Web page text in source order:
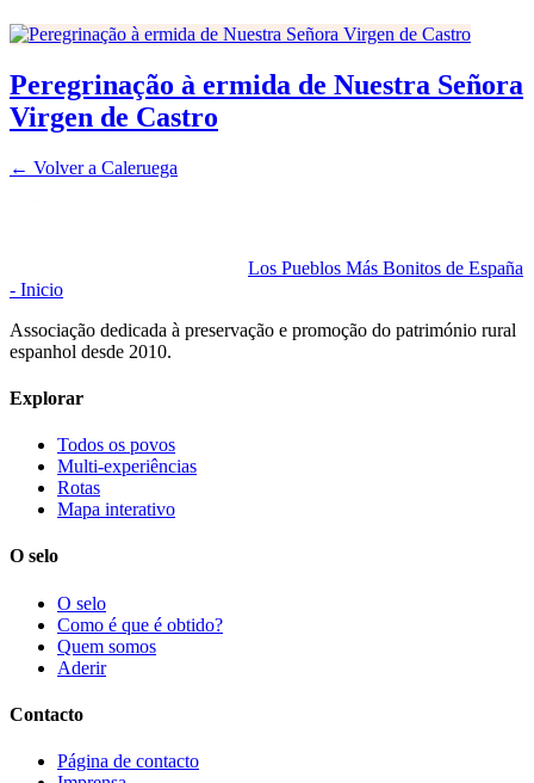
Peregrinação à ermida de Nuestra Señora
Virgen de Castro
← Volver a Caleruega
Los Pueblos Más Bonitos de España
- Inicio
Associação dedicada à preservação e promoção do património rural
espanhol desde 2010.
Explorar
Todos os povos
Multi-experiências
Rotas
Mapa interativo
O selo
O selo
Como é que é obtido?
Quem somos
Aderir
Contacto
Página de contacto